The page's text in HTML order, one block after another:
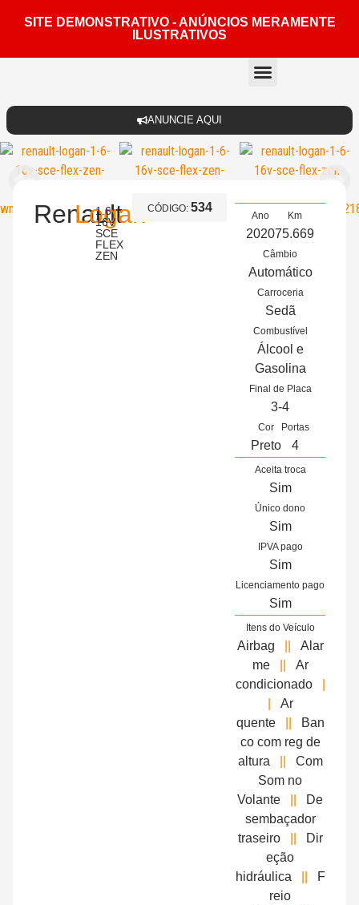
SITE DEMONSTRATIVO - ANÚNCIOS MERAMENTE
ILUSTRATIVOS
ANUNCIE AQUI
Renault
Logan
1.6
16V
SCE
FLEX
ZEN
CÓDIGO: 534
Ano
2020
Km
75.669
Câmbio
Automático
Carroceria
Sedã
Combustível
Álcool e
Gasolina
Final de Placa
3-4
Cor
Preto
Portas
4
Aceita troca
Sim
Único dono
Sim
IPVA pago
Sim
Licenciamento pago
Sim
Itens do Veículo
Airbag
Alar
me
Ar
condicionado
Ar
quente
Ban
co com reg de
altura
Com
Som no
Volante
De
sembaçador
traseiro
Dir
eção
hidráulica
F
reio